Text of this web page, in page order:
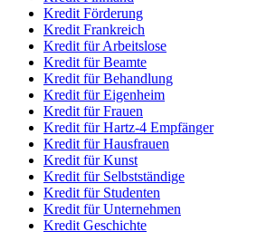
Kredit Förderung
Kredit Frankreich
Kredit für Arbeitslose
Kredit für Beamte
Kredit für Behandlung
Kredit für Eigenheim
Kredit für Frauen
Kredit für Hartz-4 Empfänger
Kredit für Hausfrauen
Kredit für Kunst
Kredit für Selbstständige
Kredit für Studenten
Kredit für Unternehmen
Kredit Geschichte